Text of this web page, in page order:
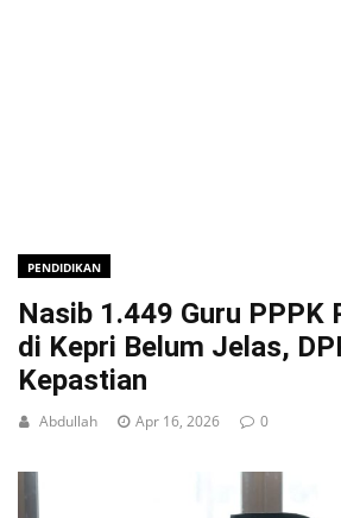
PENDIDIKAN
Nasib 1.449 Guru PPPK
di Kepri Belum Jelas,
Kepastian
Abdullah Apr 16, 2026 0